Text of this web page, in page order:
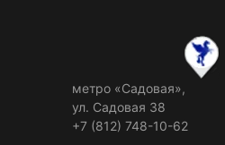
метро «Садовая»,
ул. Садовая 38
+7 (812) 748-10-62